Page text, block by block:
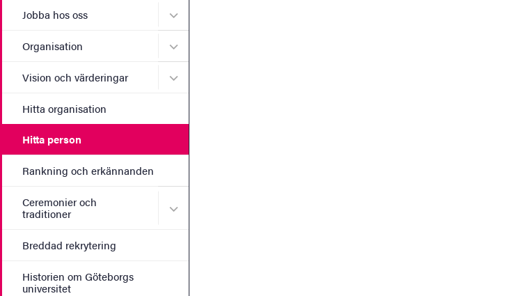
Jobba hos oss Undermeny för Jobba hos oss
Organisation Undermeny för Organisation
Vision och värderingar Undermeny för Vision och värderingar
Hitta organisation
Hitta person
Rankning och erkännanden
Ceremonier och
traditioner
Undermeny för Ceremonier och traditioner
Breddad rekrytering
Historien om Göteborgs
universitet